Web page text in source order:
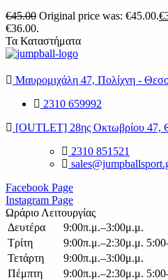
€45.00 Original price was: €45.00.€
€36.00.
Τα Καταστήματα
Μαυρομιχάλη 47, Πολίχνη -
2310 659992
[OUTLET] 28ης Οκτωβρίου 47,
2310 851521
Facebook Page
Instagram Page
Ωράριο Λειτουργίας
Δευτέρα
9:00π.μ.–3:00μ.μ.
Τρίτη
9:00π.μ.–2:30μ.μ.
Τετάρτη
9:00π.μ.–3:00μ.μ.
Πέμπτη
9:00π.μ.–2:30μ.μ.